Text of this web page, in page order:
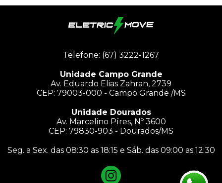
Telefone: (67) 3222-1267
Unidade Campo Grande
Av. Eduardo Elias Zahran, 2739
CEP: 79003-000 - Campo Grande /MS
Unidade Dourados
Av. Marcelino Píres, Nº 3600
CEP: 79830-903 - Dourados/MS
Seg. a Sex. das 08:30 as 18:15 e Sáb. das 09:00 as 12:30